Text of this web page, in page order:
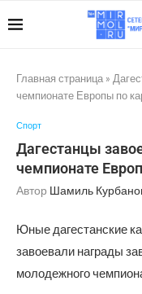
Главная страница »
чемпионате Европы по
Спорт
Дагестанцы
чемпионате
Автор Шамиль
Юные дагестанские
завоевали награды
молодежного